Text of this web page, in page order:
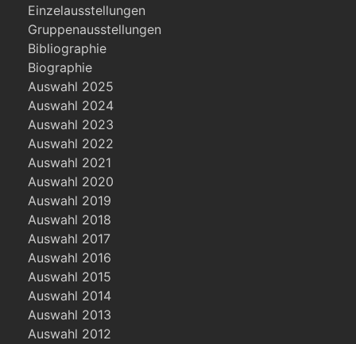
Einzelausstellungen
Gruppenausstellungen
Bibliographie
Biographie
Auswahl 2025
Auswahl 2024
Auswahl 2023
Auswahl 2022
Auswahl 2021
Auswahl 2020
Auswahl 2019
Auswahl 2018
Auswahl 2017
Auswahl 2016
Auswahl 2015
Auswahl 2014
Auswahl 2013
Auswahl 2012